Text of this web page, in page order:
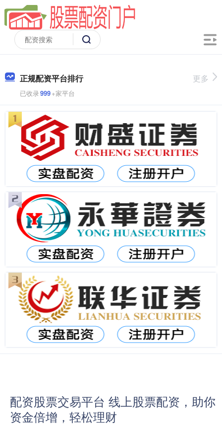
正规配资平台排行
已收录999+家平台
更多
配资股票交易平台 线上股票配资，助你
资金倍增，轻松理财